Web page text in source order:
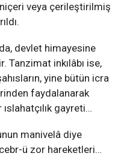
veya çerileştirilmiş
devlet himayesine
Tanzimat inkılâbı ise,
yine bütün icra
faydalanarak
gayreti…
manivelâ diye
ü zor hareketleri…